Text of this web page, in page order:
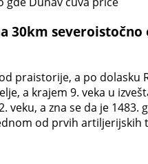
30km
praistorije, a po
a krajem 9. veka u
veku, a zna se da je
od prvih artiljerijskih